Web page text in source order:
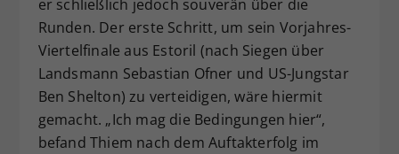
er schließlich jedoch souverän über die
Runden. Der erste Schritt, um sein Vorjahres-
Viertelfinale aus Estoril (nach Siegen über
Landsmann Sebastian Ofner und US-Jungstar
Ben Shelton) zu verteidigen, wäre hiermit
gemacht. „Ich mag die Bedingungen hier“,
befand Thiem nach dem Auftakterfolg im